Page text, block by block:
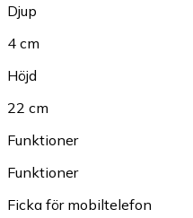
Djup
4 cm
Höjd
22 cm
Funktioner
Funktioner
Ficka för mobiltelefon